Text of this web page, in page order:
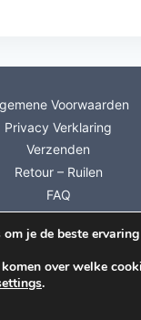
Voorwaarden
Privacy Verklaring
Verzenden
Retour – Ruilen
FAQ
Mijn account
Info Cadeaubonnen
Nieuwsbrief
je de beste
over welke
.